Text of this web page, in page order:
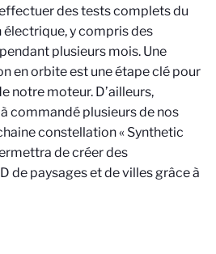
des tests complets du
y compris des
plusieurs mois. Une
en orbite est une étape clé pour
notre moteur. D’ailleurs,
commandé plusieurs de nos
constellation « Synthetic
de créer des
de paysages et de villes grâce à